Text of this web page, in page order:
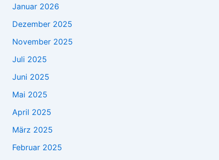
Januar 2026
Dezember 2025
November 2025
Juli 2025
Juni 2025
Mai 2025
April 2025
März 2025
Februar 2025